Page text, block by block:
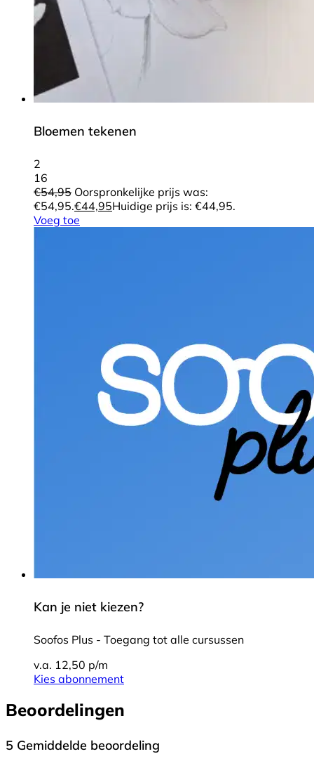
Bloemen tekenen
2
16
€54,95 Oorspronkelijke prijs was:
€54,95.€44,95Huidige prijs is: €44,95.
Voeg toe
Kan je niet kiezen?
Soofos Plus - Toegang tot alle cursussen
v.a. 12,50 p/m
Kies abonnement
Beoordelingen
5 Gemiddelde beoordeling